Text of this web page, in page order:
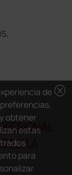
Y LA
cancel
de
obtener
estas
para